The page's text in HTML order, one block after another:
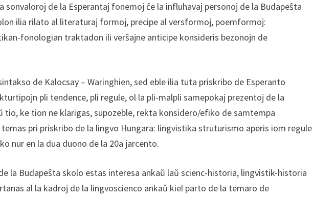
sonvaloroj de la Esperantaj fonemoj ĉe la influhavaj personoj de la Budapeŝta
ilia rilato al literaturaj formoj, precipe al versformoj, poemformoj:
fonologian traktadon ili verŝajne anticipe konsideris bezonojn de
de Kalocsay – Waringhien, sed eble ilia tuta priskribo de Esperanto
pli tendence, pli regule, ol la pli-malpli samepokaj prezentoj de la
tio, ke tion ne klarigas, supozeble, rekta konsidero/efiko de samtempa
pri priskribo de la lingvo Hungara: lingvistika struturismo aperis iom regule
nur en la dua duono de la 20a jarcento.
la Budapeŝta skolo estas interesa ankaŭ laǔ scienc-historia, lingvistik-historia
al la kadroj de la lingvoscienco ankaǔ kiel parto de la temaro de